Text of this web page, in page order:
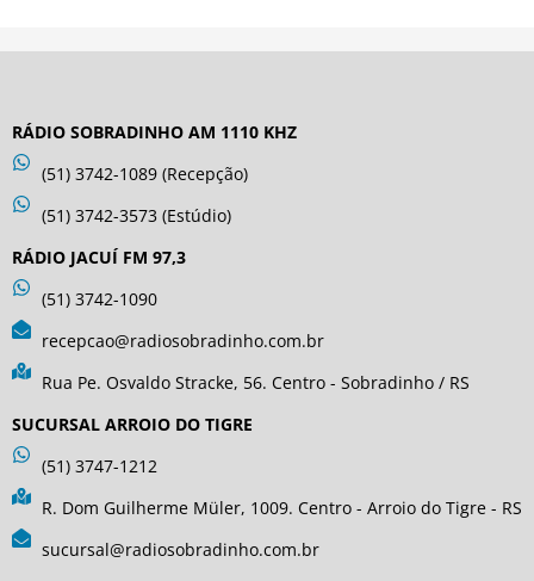
RÁDIO SOBRADINHO AM 1110 KHZ
(51) 3742-1089 (Recepção)
(51) 3742-3573 (Estúdio)
RÁDIO JACUÍ FM 97,3
(51) 3742-1090
recepcao@radiosobradinho.com.br
Rua Pe. Osvaldo Stracke, 56. Centro - Sobradinho / RS
SUCURSAL ARROIO DO TIGRE
(51) 3747-1212
R. Dom Guilherme Müler, 1009. Centro - Arroio do Tigre - RS
sucursal@radiosobradinho.com.br